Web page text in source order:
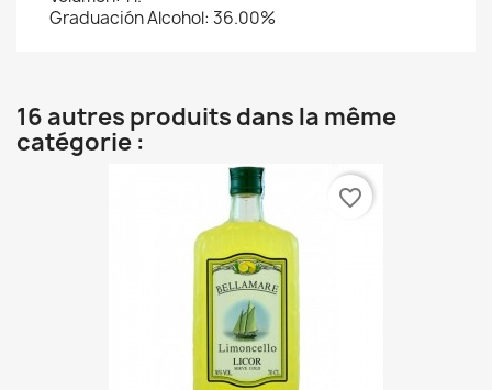
Graduación Alcohol: 36.00%
16 autres produits dans la même
catégorie :
favorite_border